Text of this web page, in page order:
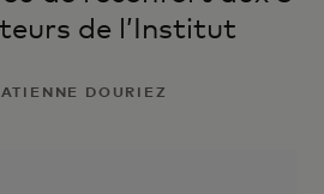
de l’Institut
DOURIEZ